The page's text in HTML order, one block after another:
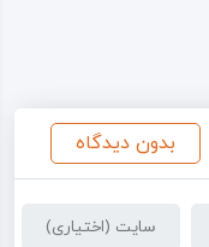
بدون دیدگاه